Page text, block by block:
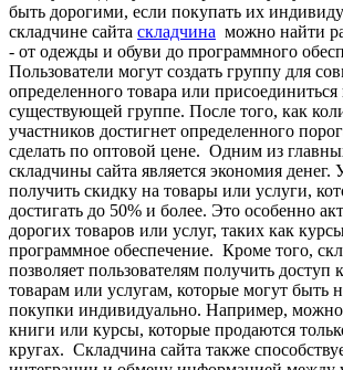
быть дорогими, если покупать их
складчине сайта складчина можно найти
- от одежды и обуви до программного
Пользователи могут создать группу для
определенного товара или
существующей группе. После того, как
участников достигнет определенного
сделать по оптовой цене. Одним из
складчины сайта является экономия денег.
получить скидку на товары или услуги,
достигать до 50% и более. Это особенно
дорогих товаров или услуг, таких как
программное обеспечение. Кроме того,
позволяет пользователям получить
товарам или услугам, которые могут быть
покупки индивидуально. Например, можно
книги или курсы, которые продаются
кругах. Складчина сайта также